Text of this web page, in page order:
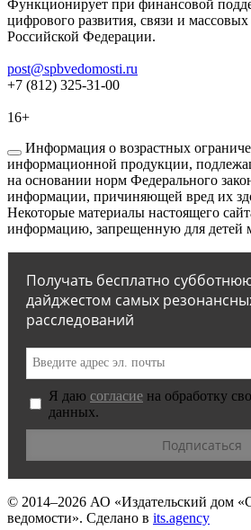
Функционирует при финансовой
цифрового развития, связи и
Российской Федерации.
post@spbvedomosti.ru
+7 (812) 325-31-00
16+
Информация о возрастных
информационной продукции,
на основании норм Федерального
информации, причиняющей вред их
Некоторые материалы настоящего
информацию, запрещенную для детей
Получать бесплатно
дайджестом самых
расследований
Я даю согласие на обработку
данных.
© 2014–2026 АО «Издательский дом
ведомости». Сделано в its.agency